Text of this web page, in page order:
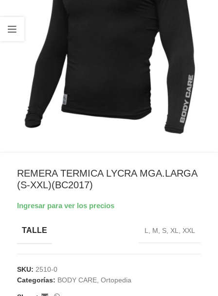
REMERA TERMICA LYCRA MGA.LARGA
(S-XXL)(BC2017)
Ingresar para ver los precios
TALLE L M S XL XXL
SKU: 2510-0
Categorías: BODY CARE Ortopedia